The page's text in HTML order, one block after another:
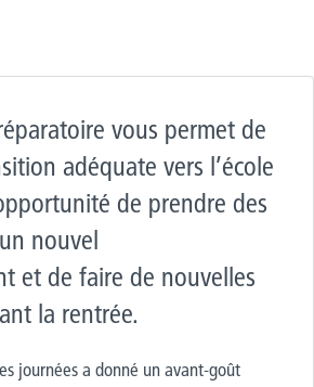
vous permet de
adéquate vers l’école
de prendre des
nouvel
et de faire de nouvelles
la rentrée.
journéesa donné un avant-goût